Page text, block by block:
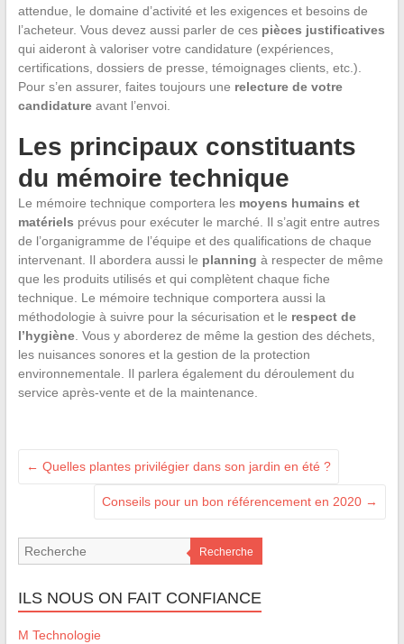
attendue, le domaine d’activité et les exigences et besoins de
l’acheteur. Vous devez aussi parler de ces pièces justificatives
qui aideront à valoriser votre candidature (expériences,
certifications, dossiers de presse, témoignages clients, etc.).
Pour s’en assurer, faites toujours une relecture de votre
candidature avant l’envoi.
Les principaux constituants
du mémoire technique
Le mémoire technique comportera les moyens humains et
matériels prévus pour exécuter le marché. Il s’agit entre autres
de l’organigramme de l’équipe et des qualifications de chaque
intervenant. Il abordera aussi le planning à respecter de même
que les produits utilisés et qui complètent chaque fiche
technique. Le mémoire technique comportera aussi la
méthodologie à suivre pour la sécurisation et le respect de
l’hygiène. Vous y aborderez de même la gestion des déchets,
les nuisances sonores et la gestion de la protection
environnementale. Il parlera également du déroulement du
service après-vente et de la maintenance.
← Quelles plantes privilégier dans son jardin en été ?
Conseils pour un bon référencement en 2020 →
Recherche
ILS NOUS ON FAIT CONFIANCE
M Technologie